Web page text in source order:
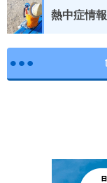
熱中症情報